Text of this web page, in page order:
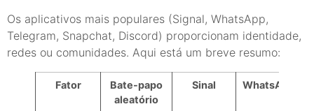
Os aplicativos mais populares (Signal, WhatsApp,
Telegram, Snapchat, Discord) proporcionam identidade,
redes ou comunidades. Aqui está um breve resumo:
Fator
Bate-papo
aleatório
Sinal WhatsApp